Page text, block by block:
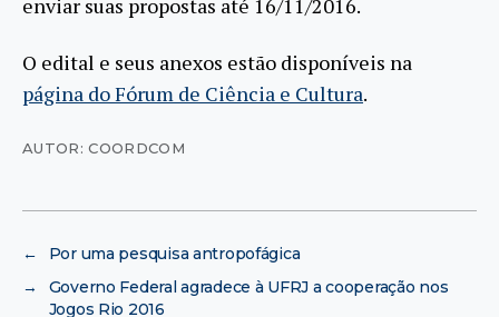
enviar suas propostas até 16/11/2016.
O edital e seus anexos estão disponíveis na
página do Fórum de Ciência e Cultura.
AUTOR: COORDCOM
←
Por uma pesquisa antropofágica
→
Governo Federal agradece à UFRJ a cooperação nos
Jogos Rio 2016